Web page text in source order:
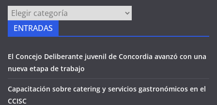
PÁGINAS
ENTRADAS
El Concejo Deliberante juvenil de Concordia avanzó con una
nueva etapa de trabajo
Capacitación sobre catering y servicios gastronómicos en el
CCISC